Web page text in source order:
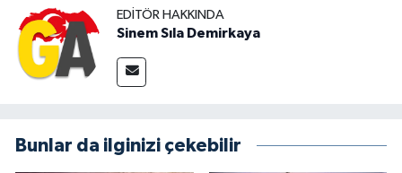
EDITÖR HAKKINDA
Sinem Sıla Demirkaya
Bunlar da ilginizi çekebilir